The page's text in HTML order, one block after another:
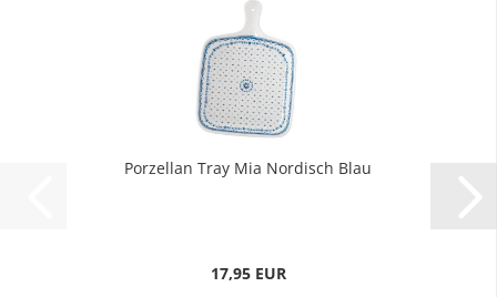
Porzellan Tray Mia Nordisch Blau
17,95 EUR